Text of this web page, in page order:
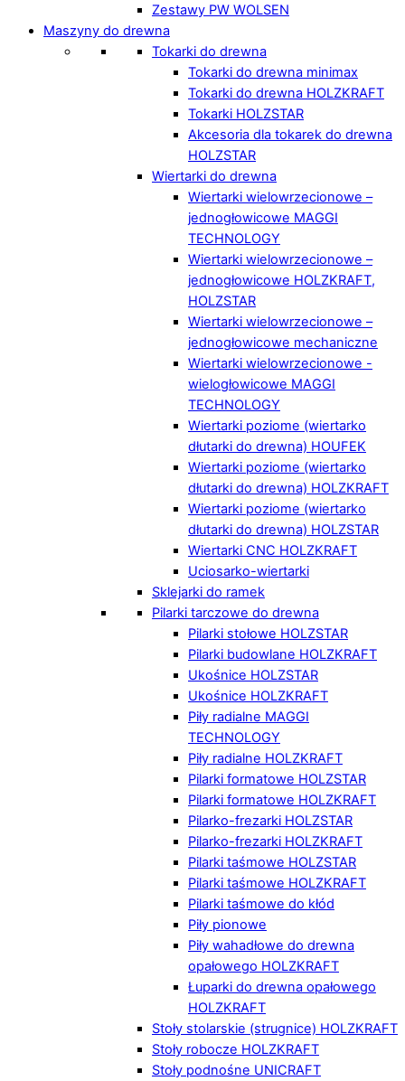
Zestawy PW WOLSEN
Maszyny do drewna
Tokarki do drewna
Tokarki do drewna minimax
Tokarki do drewna HOLZKRAFT
Tokarki HOLZSTAR
Akcesoria dla tokarek do drewna
HOLZSTAR
Wiertarki do drewna
Wiertarki wielowrzecionowe –
jednogłowicowe MAGGI
TECHNOLOGY
Wiertarki wielowrzecionowe –
jednogłowicowe HOLZKRAFT,
HOLZSTAR
Wiertarki wielowrzecionowe –
jednogłowicowe mechaniczne
Wiertarki wielowrzecionowe -
wielogłowicowe MAGGI
TECHNOLOGY
Wiertarki poziome (wiertarko
dłutarki do drewna) HOUFEK
Wiertarki poziome (wiertarko
dłutarki do drewna) HOLZKRAFT
Wiertarki poziome (wiertarko
dłutarki do drewna) HOLZSTAR
Wiertarki CNC HOLZKRAFT
Uciosarko-wiertarki
Sklejarki do ramek
Pilarki tarczowe do drewna
Pilarki stołowe HOLZSTAR
Pilarki budowlane HOLZKRAFT
Ukośnice HOLZSTAR
Ukośnice HOLZKRAFT
Piły radialne MAGGI
TECHNOLOGY
Piły radialne HOLZKRAFT
Pilarki formatowe HOLZSTAR
Pilarki formatowe HOLZKRAFT
Pilarko-frezarki HOLZSTAR
Pilarko-frezarki HOLZKRAFT
Pilarki taśmowe HOLZSTAR
Pilarki taśmowe HOLZKRAFT
Pilarki taśmowe do kłód
Piły pionowe
Piły wahadłowe do drewna
opałowego HOLZKRAFT
Łuparki do drewna opałowego
HOLZKRAFT
Stoły stolarskie (strugnice) HOLZKRAFT
Stoły robocze HOLZKRAFT
Stoły podnośne UNICRAFT